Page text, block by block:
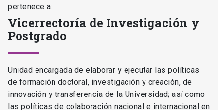
pertenece a:
Vicerrectoría de Investigación y
Postgrado
Unidad encargada de elaborar y ejecutar las políticas
de formación doctoral, investigación y creación, de
innovación y transferencia de la Universidad; así como
las políticas de colaboración nacional e internacional en